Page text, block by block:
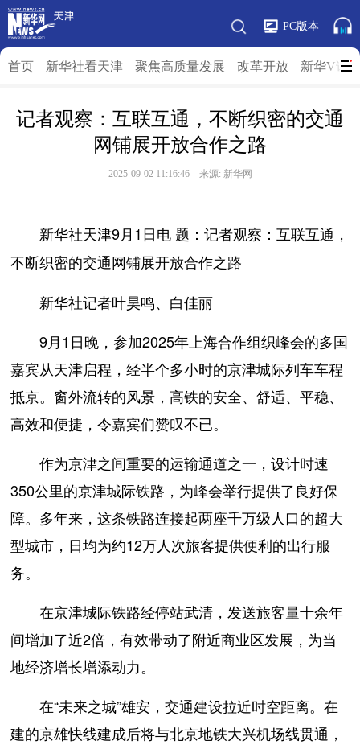
PC版本
首页 新华社看天津 聚焦高质量发展 改革开放 新华V访
记者观察：互联互通，不断织密的交通
网铺展开放合作之路
2025-09-02 11:16:46 来源: 新华网
新华社天津9月1日电 题：记者观察：互联互通，
不断织密的交通网铺展开放合作之路
新华社记者叶昊鸣、白佳丽
9月1日晚，参加2025年上海合作组织峰会的多国
嘉宾从天津启程，经半个多小时的京津城际列车车程
抵京。窗外流转的风景，高铁的安全、舒适、平稳、
高效和便捷，令嘉宾们赞叹不已。
作为京津之间重要的运输通道之一，设计时速
350公里的京津城际铁路，为峰会举行提供了良好保
障。多年来，这条铁路连接起两座千万级人口的超大
型城市，日均为约12万人次旅客提供便利的出行服
务。
在京津城际铁路经停站武清，发送旅客量十余年
间增加了近2倍，有效带动了附近商业区发展，为当
地经济增长增添动力。
在“未来之城”雄安，交通建设拉近时空距离。在
建的京雄快线建成后将与北京地铁大兴机场线贯通，